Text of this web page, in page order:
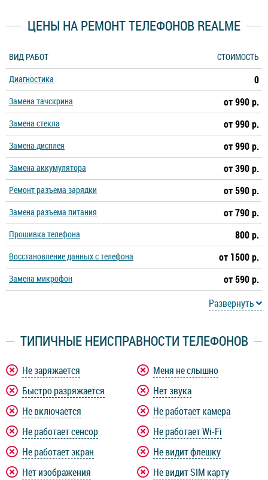
ЦЕНЫ НА РЕМОНТ ТЕЛЕФОНОВ REALME
ВИД РАБОТ
СТОИМОСТЬ
Диагностика
0
Замена тачскрина от 990 р.
Замена стекла от 990 р.
Замена дисплея от 990 р.
Замена аккумулятора от 390 р.
Ремонт разъема зарядки от 590 р.
Замена разъема питания от 790 р.
Прошивка телефона 800 р.
Восстановление данных с телефона от 1500 р.
Замена микрофон
от 590 р.
Развернуть
ТИПИЧНЫЕ НЕИСПРАВНОСТИ ТЕЛЕФОНОВ
Не заряжается
Быстро разряжается
Не включается
Не работает сенсор
Не работает экран
Нет изображения
Меня не слышно
Нет звука
Не работает камера
Не работает Wi-Fi
Не видит флешку
Не видит SIM карту